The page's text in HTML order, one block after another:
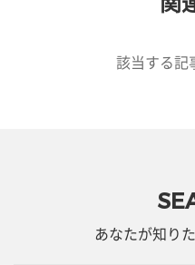
該当する記
あなたが知り